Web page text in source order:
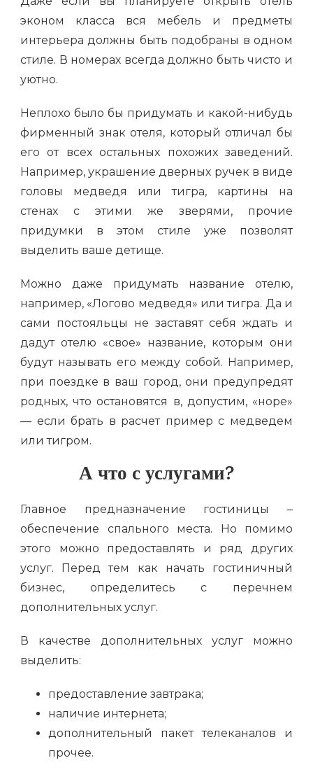
эконом класса вся мебель и предметы
интерьера должны быть подобраны в одном
стиле. В номерах всегда должно быть чисто и
уютно.
Неплохо было бы придумать и какой-нибудь
фирменный знак отеля, который отличал бы
его от всех остальных похожих заведений.
Например, украшение дверных ручек в виде
головы медведя или тигра, картины на
стенах с этими же зверями, прочие
придумки в этом стиле уже позволят
выделить ваше детище.
Можно даже придумать название отелю,
например, «Логово медведя» или тигра. Да и
сами постояльцы не заставят себя ждать и
дадут отелю «свое» название, которым они
будут называть его между собой. Например,
при поездке в ваш город, они предупредят
родных, что остановятся в, допустим, «норе»
— если брать в расчет пример с медведем
или тигром.
А что с услугами?
Главное предназначение гостиницы –
обеспечение спального места. Но помимо
этого можно предоставлять и ряд других
услуг. Перед тем как начать гостиничный
бизнес, определитесь с перечнем
дополнительных услуг.
В качестве дополнительных услуг можно
выделить:
предоставление завтрака;
наличие интернета;
дополнительный пакет телеканалов и
прочее.